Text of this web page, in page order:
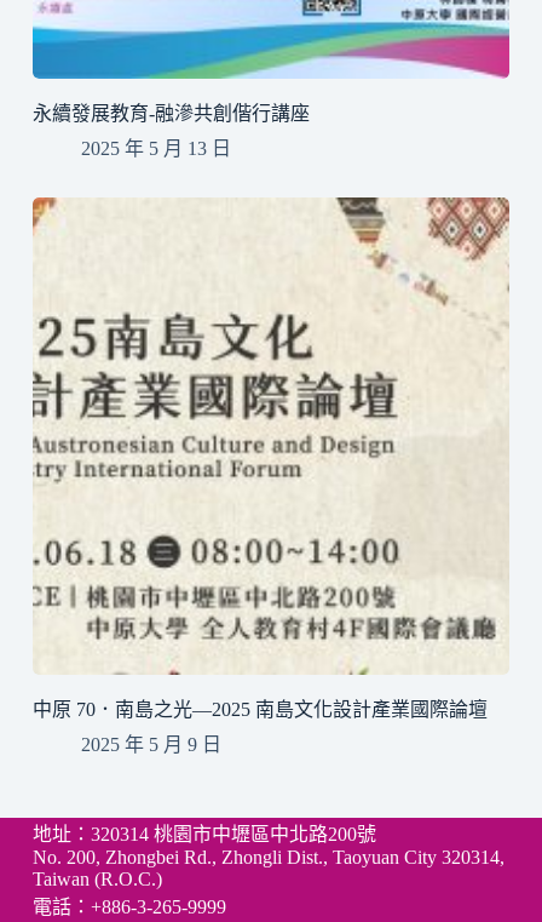
永續發展教育-融滲共創偕行講座
2025 年 5 月 13 日
中原 70．南島之光—2025 南島文化設計產業國際論壇
2025 年 5 月 9 日
地址：320314 桃園市中壢區中北路200號
No. 200, Zhongbei Rd., Zhongli Dist., Taoyuan City 320314,
Taiwan (R.O.C.)
電話：+886-3-265-9999